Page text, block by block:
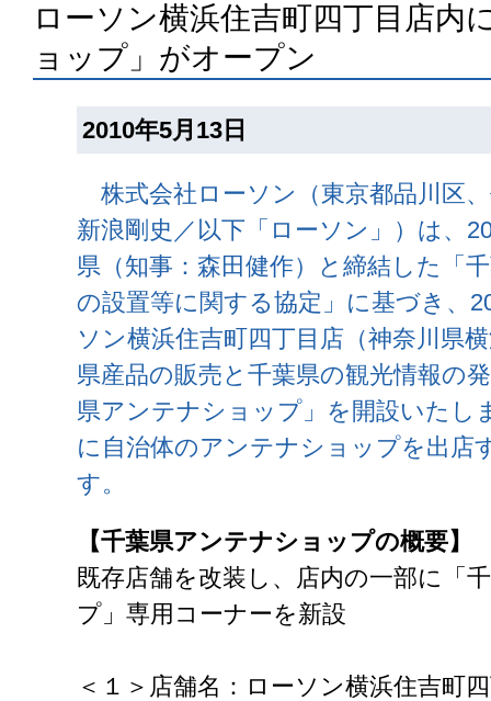
ローソン横浜住吉町四丁目店内
ョップ」がオープン
2010年5月13日
株式会社ローソン（東京都品川区
新浪剛史／以下「ローソン」）は、
県（知事：森田健作）と締結した「
の設置等に関する協定」に基づき、
ソン横浜住吉町四丁目店（神奈川県
県産品の販売と千葉県の観光情報の
県アンテナショップ」を開設いたし
に自治体のアンテナショップを出店
す。
【千葉県アンテナショップの概要】
既存店舗を改装し、店内の一部に「
プ」専用コーナーを新設
＜１＞店舗名：ローソン横浜住吉町